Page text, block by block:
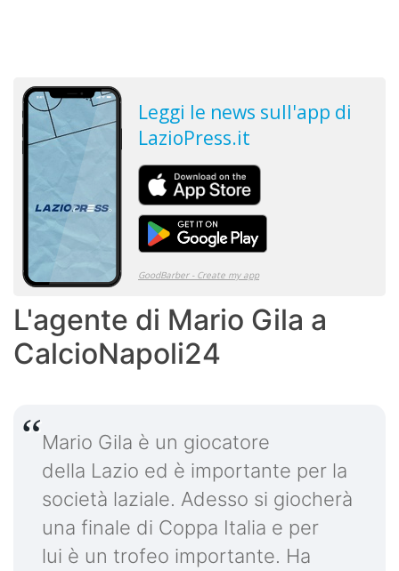
L'agente di Mario Gila a
CalcioNapoli24
Mario Gila è un giocatore
della Lazio ed è importante per la
società laziale. Adesso si giocherà
una finale di Coppa Italia e per
lui è un trofeo importante. Ha